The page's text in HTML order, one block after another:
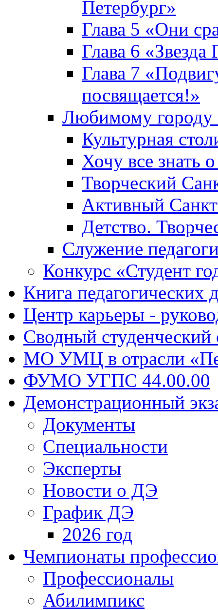
Петербург»
Глава 5 «Они
Глава 6 «Звезда
Глава 7
посвящается!»
Любимому городу
Культурная
Хочу все знать
Творческий
Активный
Детство.
Служение
Конкурс «Студент
Книга педагогических
Центр карьеры -
Сводный
МО УМЦ в отрасли
ФУМО УГПС 44.00.00
Демонстрационный
Документы
Специальности
Эксперты
Новости о ДЭ
График ДЭ
2026 год
Чемпионаты
Профессионалы
Абилимпикс